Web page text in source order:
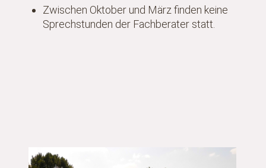
Zwischen Oktober und März finden keine
Sprechstunden der Fachberater statt.